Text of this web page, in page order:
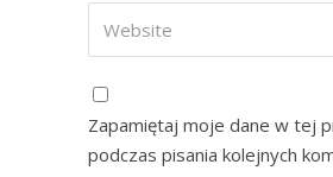
Zapamiętaj moje dane w tej
podczas pisania kolejnych